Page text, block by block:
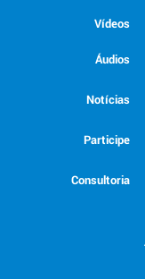
Vídeos
Áudios
Notícias
Participe
Consultoria